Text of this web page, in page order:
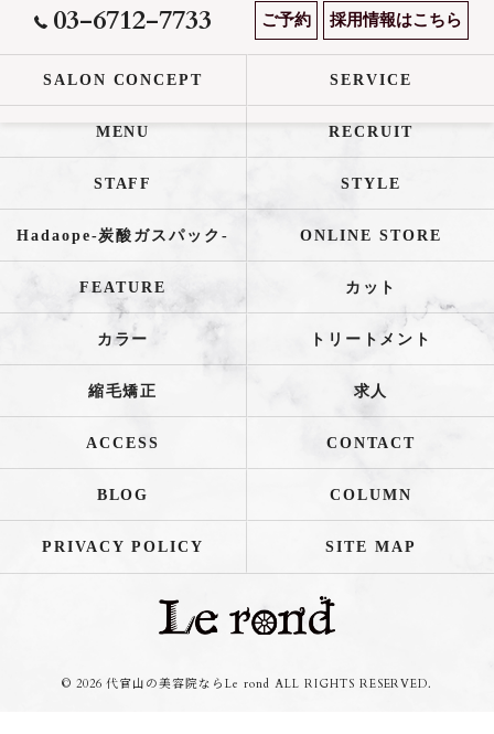
03-6712-7733 ご予約 採用情報はこちら
SALON CONCEPT SERVICE
MENU RECRUIT
STAFF STYLE
Hadaope-炭酸ガスパック- ONLINE STORE
FEATURE カット
カラー トリートメント
縮毛矯正 求人
ACCESS CONTACT
BLOG COLUMN
PRIVACY POLICY SITE MAP
© 2026 代官山の美容院ならLe rond ALL RIGHTS RESERVED.